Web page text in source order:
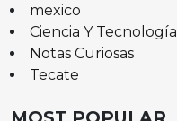
mexico
Ciencia Y Tecnología
Notas Curiosas
Tecate